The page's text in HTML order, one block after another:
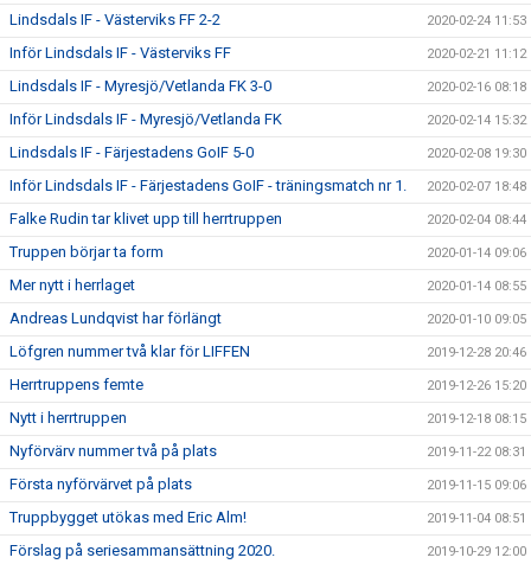
Lindsdals IF - Västerviks FF 2-2 2020-02-24 11:53
Inför Lindsdals IF - Västerviks FF 2020-02-21 11:12
Lindsdals IF - Myresjö/Vetlanda FK 3-0 2020-02-16 08:18
Inför Lindsdals IF - Myresjö/Vetlanda FK 2020-02-14 15:32
Lindsdals IF - Färjestadens GoIF 5-0 2020-02-08 19:30
Inför Lindsdals IF - Färjestadens GoIF - träningsmatch nr 1. 2020-02-07 18:48
Falke Rudin tar klivet upp till herrtruppen 2020-02-04 08:44
Truppen börjar ta form 2020-01-14 09:06
Mer nytt i herrlaget 2020-01-14 08:55
Andreas Lundqvist har förlängt 2020-01-10 09:05
Löfgren nummer två klar för LIFFEN 2019-12-28 20:46
Herrtruppens femte 2019-12-26 15:20
Nytt i herrtruppen 2019-12-18 08:15
Nyförvärv nummer två på plats 2019-11-22 08:31
Första nyförvärvet på plats 2019-11-15 09:06
Truppbygget utökas med Eric Alm! 2019-11-04 08:51
Förslag på seriesammansättning 2020. 2019-10-29 12:00